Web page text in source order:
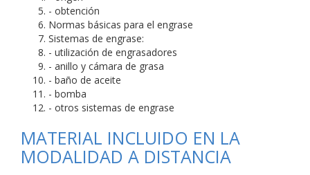
- obtención
Normas básicas para el engrase
Sistemas de engrase:
- utilización de engrasadores
- anillo y cámara de grasa
- baño de aceite
- bomba
- otros sistemas de engrase
MATERIAL INCLUIDO EN LA
MODALIDAD A DISTANCIA